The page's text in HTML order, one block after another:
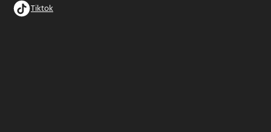
Tiktok